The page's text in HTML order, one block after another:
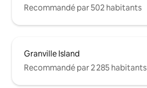
Recommandé par 502 habitants
Granville Island
Recommandé par 2 285 habitants